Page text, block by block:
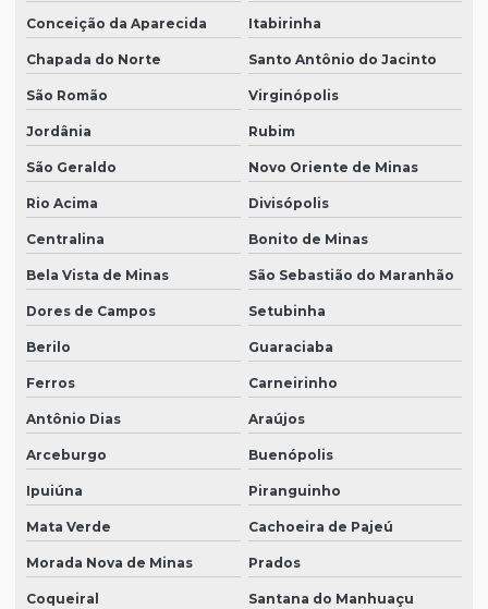
Conceição da Aparecida Itabirinha
Chapada do Norte Santo Antônio do Jacinto
São Romão Virginópolis
Jordânia Rubim
São Geraldo Novo Oriente de Minas
Rio Acima Divisópolis
Centralina Bonito de Minas
Bela Vista de Minas São Sebastião do Maranhão
Dores de Campos Setubinha
Berilo Guaraciaba
Ferros Carneirinho
Antônio Dias Araújos
Arceburgo Buenópolis
Ipuiúna Piranguinho
Mata Verde Cachoeira de Pajeú
Morada Nova de Minas Prados
Coqueiral Santana do Manhuaçu